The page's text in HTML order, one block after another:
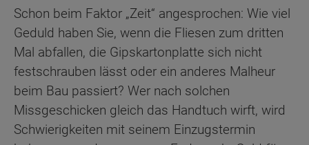
Schon beim Faktor „Zeit“ angesprochen: Wie viel
Geduld haben Sie, wenn die Fliesen zum dritten
Mal abfallen, die Gipskartonplatte sich nicht
festschrauben lässt oder ein anderes Malheur
beim Bau passiert? Wer nach solchen
Missgeschicken gleich das Handtuch wirft, wird
Schwierigkeiten mit seinem Einzugstermin